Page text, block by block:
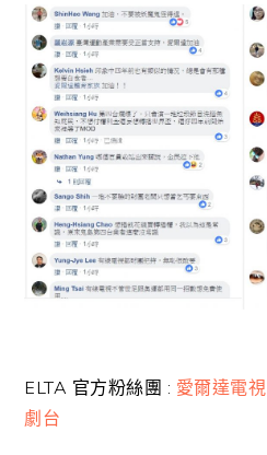
ELTA 官方粉絲團 : 愛爾達電視
劇台